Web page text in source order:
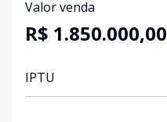
Valor venda
R$ 1.850.000,00
IPTU